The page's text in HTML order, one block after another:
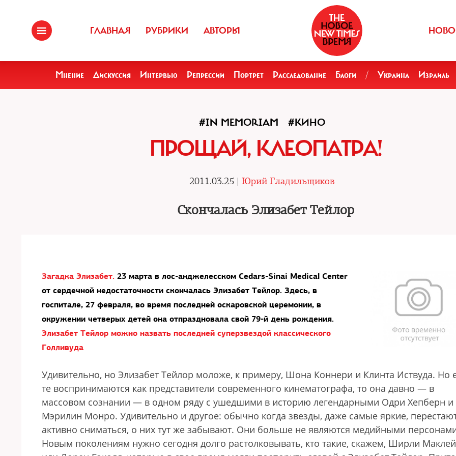
ГЛАВНАЯ РУБРИКИ АВТОРЫ
Мнение Дискуссия Интервью Репрессии Портрет Расследование Блоги / Украина Израиль
#IN MEMORIAM #КИНО
ПРОЩАЙ, КЛЕОПАТРА!
2011.03.25 | Юрий Гладильщиков
Скончалась Элизабет Тейлор
Загадка Элизабет. 23 марта в лос-анджелесском Cedars-Sinai Medical Center
от сердечной недостаточности скончалась Элизабет Тейлор. Здесь, в
госпитале, 27 февраля, во время последней оскаровской церемонии, в
окружении четверых детей она отпраздновала свой 79-й день рождения.
Элизабет Тейлор можно назвать последней суперзвездой классического
Голливуда
Удивительно, но Элизабет Тейлор моложе, к примеру, Шона Коннери и Клинта Иствуда. Но
те воспринимаются как представители современного кинематографа, то она давно — в
массовом сознании — в одном ряду с ушедшими в историю легендарными Одри Хепберн и
Мэрилин Монро. Удивительно и другое: обычно когда звезды, даже самые яркие,
активно сниматься, о них тут же забывают. Они больше не являются медийными
Новым поколениям нужно сегодня долго растолковывать, кто такие, скажем, Ширли